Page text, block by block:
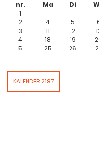
nr. Ma Di
1
2
4 5
3
11 12
4
18 19
5
25 26
KALENDER 2187